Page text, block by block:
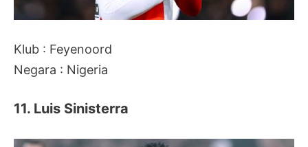
Klub : Feyenoord
Negara : Nigeria
11. Luis Sinisterra